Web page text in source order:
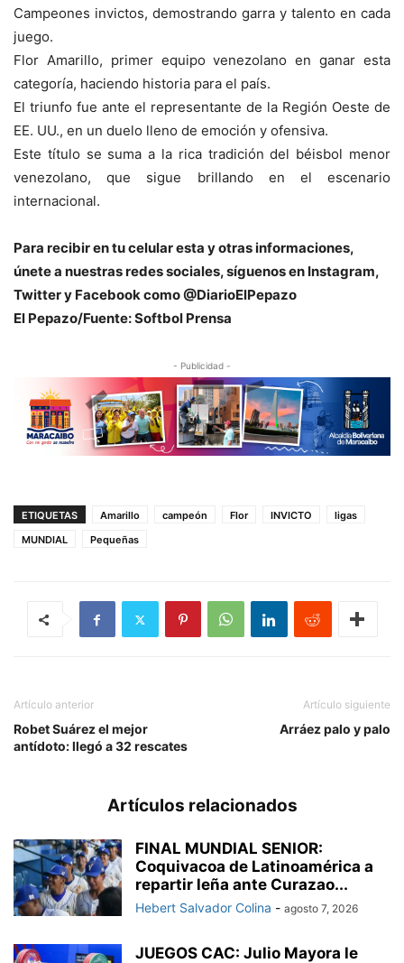
Campeones invictos, demostrando garra y talento en cada
juego.
Flor Amarillo, primer equipo venezolano en ganar esta
categoría, haciendo historia para el país.
El triunfo fue ante el representante de la Región Oeste de
EE. UU., en un duelo lleno de emoción y ofensiva.
Este título se suma a la rica tradición del béisbol menor
venezolano, que sigue brillando en el escenario
internacional.
Para recibir en tu celular esta y otras informaciones,
únete a nuestras redes sociales, síguenos en Instagram,
Twitter y Facebook como @DiarioElPepazo
El Pepazo/Fuente: Softbol Prensa
- Publicidad -
ETIQUETAS Amarillo campeón Flor INVICTO
ligas
MUNDIAL
Pequeñas
Artículo anterior
Robet Suárez el mejor
antídoto: llegó a 32 rescates
Artículo siguiente
Arráez palo y palo
Artículos relacionados
FINAL MUNDIAL SENIOR:
Coquivacoa de Latinoamérica a
repartir leña ante Curazao...
Hebert Salvador Colina - agosto 7, 2026
JUEGOS CAC: Julio Mayora le